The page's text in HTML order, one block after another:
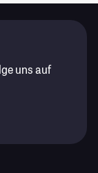
uns auf